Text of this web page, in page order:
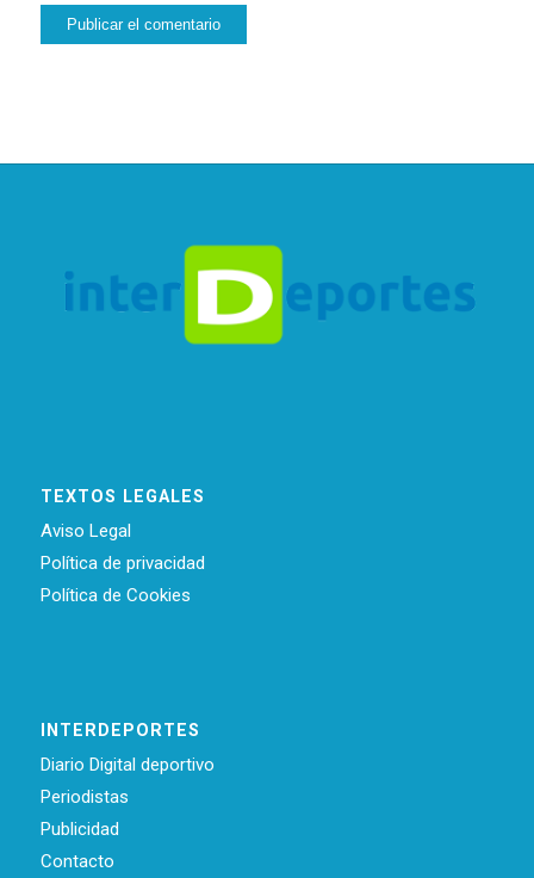
TEXTOS LEGALES
Aviso Legal
Política de privacidad
Política de Cookies
INTERDEPORTES
Diario Digital deportivo
Periodistas
Publicidad
Contacto